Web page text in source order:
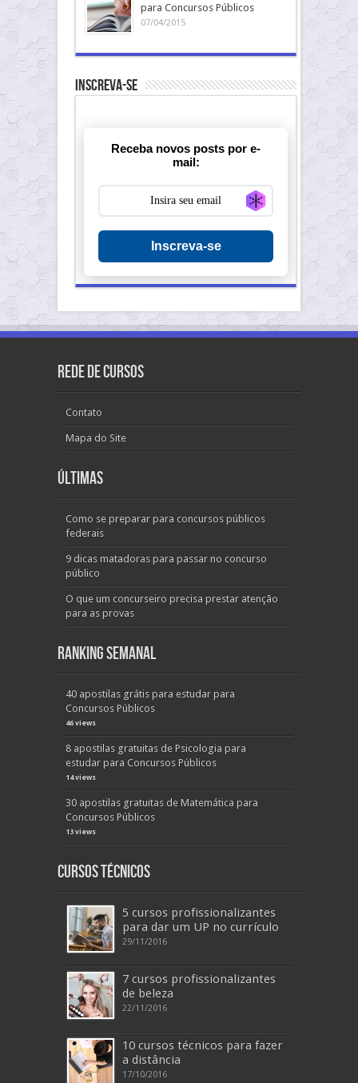
para Concursos Públicos
07/04/2015
Inscreva-se
Receba novos posts por e-
mail:
Inscreva-se
Rede de Cursos
Contato
Mapa do Site
Últimas
Como se preparar para concursos públicos
federais
9 dicas matadoras para passar no concurso
público
O que um concurseiro precisa prestar atenção
para as provas
Ranking Semanal
40 apostilas grátis para estudar para
Concursos Públicos
46 views
8 apostilas gratuitas de Psicologia para
estudar para Concursos Públicos
14 views
30 apostilas gratuitas de Matemática para
Concursos Públicos
13 views
Cursos Técnicos
5 cursos profissionalizantes
para dar um UP no currículo
29/11/2016
7 cursos profissionalizantes
de beleza
22/11/2016
10 cursos técnicos para fazer
a distância
17/10/2016